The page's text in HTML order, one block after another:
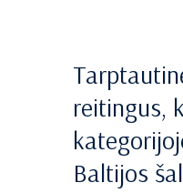
reitingus,
Baltijos